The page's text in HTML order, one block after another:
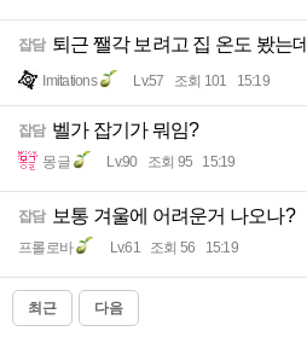
잡담 퇴근 쨀각 보려고 집 온도 봤는데
Imitations Lv.57 조회 101 15:19
잡담 벨가 잡기가 뭐임?
몽글 Lv.90 조회 95 15:19
잡담 보통 겨울에 어려운거 나오나?
프롤로바 Lv.61 조회 56 15:19
최근 다음